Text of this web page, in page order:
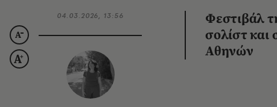
04.03.2026, 13:56
Φεστιβάλ
σολίστ
Αθηνών